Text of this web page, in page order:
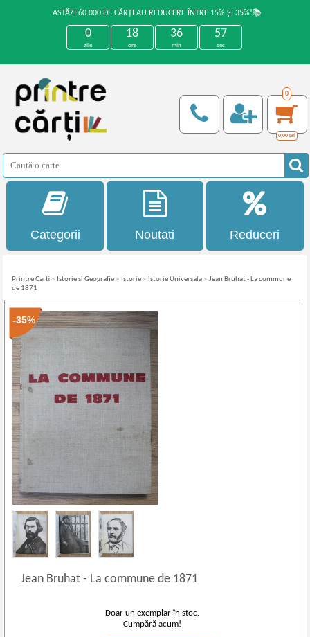
ASTĂZI 60.000 DE CĂRȚI AU REDUCERE ÎNTRE 15% ȘI 35%!📚
0
zile
18
ore
36
min
56
sec
0
0,00 Lei
Categorii Noutati Reduceri
Printre Carti » Istorie si Geografie » Istorie » Istorie Universala »Jean Bruhat - La commune
de 1871
-35%
Jean Bruhat- La commune de 1871
Doar un exemplar în stoc.
Cumpără acum!